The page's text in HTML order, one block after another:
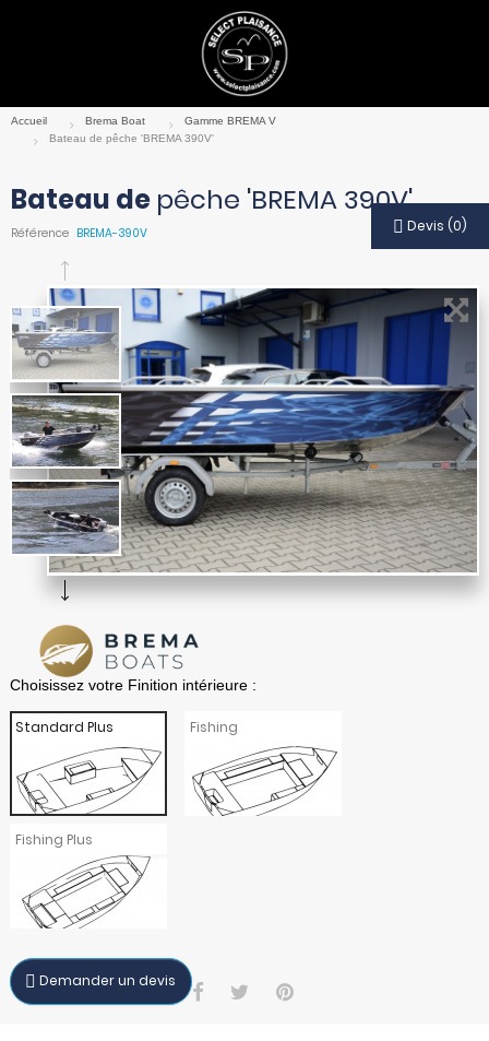
Devis (0)
Bateau de pêche 'BREMA 390V'
Référence BREMA-390V
Standard Plus Fishing
Fishing Plus
Demander un devis